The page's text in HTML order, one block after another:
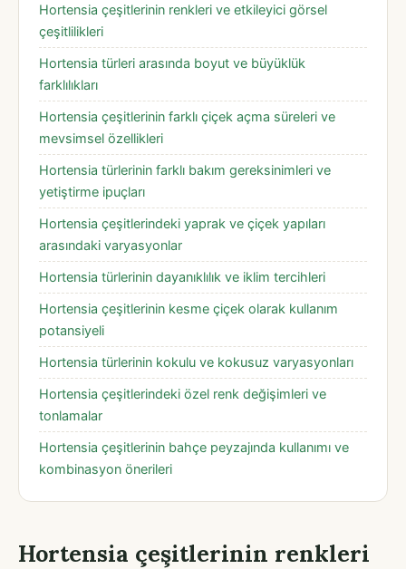
Hortensia çeşitlerinin renkleri ve etkileyici görsel
çeşitlilikleri
Hortensia türleri arasında boyut ve büyüklük
farklılıkları
Hortensia çeşitlerinin farklı çiçek açma süreleri ve
mevsimsel özellikleri
Hortensia türlerinin farklı bakım gereksinimleri ve
yetiştirme ipuçları
Hortensia çeşitlerindeki yaprak ve çiçek yapıları
arasındaki varyasyonlar
Hortensia türlerinin dayanıklılık ve iklim tercihleri
Hortensia çeşitlerinin kesme çiçek olarak kullanım
potansiyeli
Hortensia türlerinin kokulu ve kokusuz varyasyonları
Hortensia çeşitlerindeki özel renk değişimleri ve
tonlamalar
Hortensia çeşitlerinin bahçe peyzajında kullanımı ve
kombinasyon önerileri
Hortensia çeşitlerinin renkleri